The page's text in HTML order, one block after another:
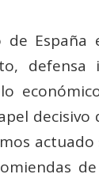
España
decisivo
actuado